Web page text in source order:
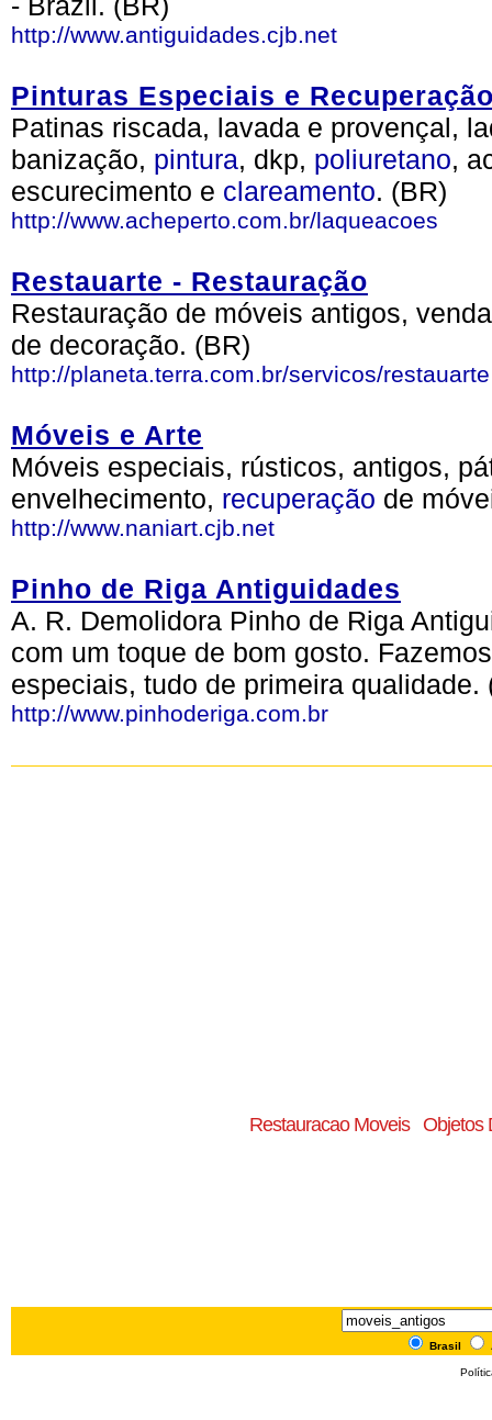
http://www.antiguidades.cjb.net
Pinturas Especiais e
Patinas riscada, lavada e provençal,
banização, pintura, dkp, poliuretano,
escurecimento e clareamento. (BR)
http://www.acheperto.com.br/laqueacoes
Restauarte - Restauração
Restauração de móveis antigos,
de decoração. (BR)
http://planeta.terra.com.br/servicos/restauarte
Móveis e Arte
Móveis especiais, rústicos, antigos,
envelhecimento, recuperação de
http://www.naniart.cjb.net
Pinho de Riga Antiguidades
A. R. Demolidora Pinho de Riga
com um toque de bom gosto.
especiais, tudo de primeira qualidade.
http://www.pinhoderiga.com.br
Restauracao Moveis Objetos
Brasil